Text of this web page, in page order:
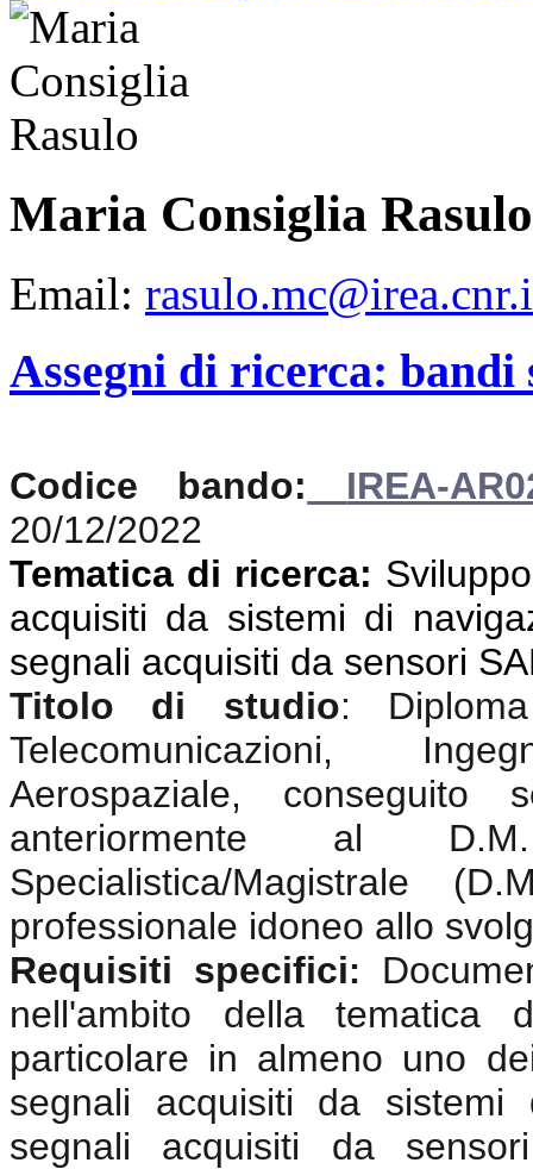
Maria Consiglia Rasulo
Email:
Assegni di ricerca: bandi
Codice bando:
IREA-
20/12/2022
Tematica di ricerca:
acquisiti da sistemi di
segnali acquisiti da sensori
Titolo di studio:
Telecomunicazioni,
Aerospaziale,
anteriormente al
Specialistica/Magistrale
professionale idoneo allo
Requisiti specifici:
nell'ambito della
particolare in almeno uno
segnali acquisiti da sistemi
segnali acquisiti da